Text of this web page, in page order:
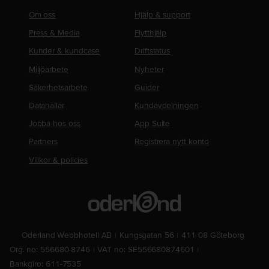
Om oss
Press & Media
Kunder & kundcase
Miljöarbete
Säkerhetsarbete
Datahallar
Jobba hos oss
Partners
Villkor & policies
Hjälp & support
Flytthjälp
Driftstatus
Nyheter
Guider
Kundavdelningen
App Suite
Registrera nytt konto
Oderland Webbhotell AB Kungsgatan 56
411 08 Göteborg
Org. no: 556680-8746
VAT no: SE556680874601
Bankgiro: 611-7535